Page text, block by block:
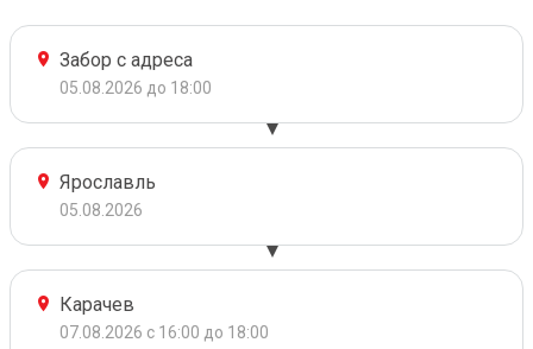
Забор с адреса
05.08.2026 до 18:00
Ярославль
05.08.2026
Карачев
07.08.2026 с 16:00 до 18:00